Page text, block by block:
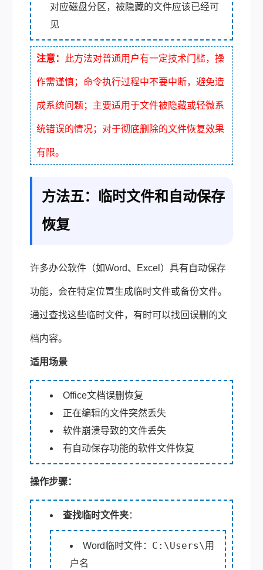
对应磁盘分区，被隐藏的文件应该已经可
见
注意： 此方法对普通用户有一定技术门槛，操
作需谨慎；命令执行过程中不要中断，避免造
成系统问题；主要适用于文件被隐藏或轻微系
统错误的情况；对于彻底删除的文件恢复效果
有限。
方法五：临时文件和自动保存
恢复
许多办公软件（如Word、Excel）具有自动保存
功能，会在特定位置生成临时文件或备份文件。
通过查找这些临时文件，有时可以找回误删的文
档内容。
适用场景
Office文档误删恢复
正在编辑的文件突然丢失
软件崩溃导致的文件丢失
有自动保存功能的软件文件恢复
操作步骤：
查找临时文件夹：
Word临时文件： C:\Users\用
户名